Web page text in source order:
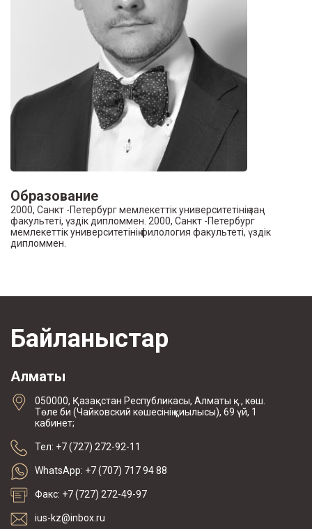
Образование
2000, Санкт -Петербург мемлекеттік университетінің заң
факультеті, үздік дипломмен. 2000, Санкт -Петербург
мемлекеттік университетінің филология факультеті, үздік
дипломмен.
Байланыстар
Алматы
050000, Қазақстан Республикасы, Алматы қ., көш.
Төле би (Чайковский көшесінің қиылысы), 69 үй, 1
кабинет;
Тел: +7 (727) 272-92-11
WhatsApp: +7 (707) 717 94 88
Факс: +7 (727) 272-49-97
ius-kz@inbox.ru